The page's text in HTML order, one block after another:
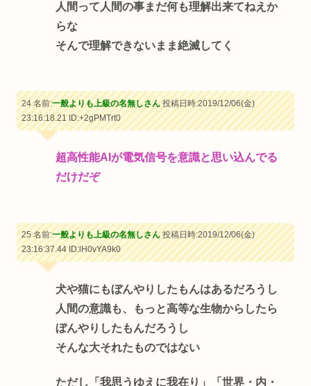
人間って人間の事まだ何も理解出来てねえか
らな
そんで理解できないまま絶滅してく
24 名前:一般よりも上級の名無しさん投稿日時:2019/12/06(金)
23:16:18.21ID:+2gPMTrt0
超高性能AIが電気信号を意識と思い込んでる
だけだぞ
25 名前:一般よりも上級の名無しさん投稿日時:2019/12/06(金)
23:16:37.44ID:lH0vYA9k0
犬や猫にもぼんやりしたもんはあるだろうし
人間の意識も、もっと高等な生物からしたら
ぼんやりしたもんだろうし
そんな大それたものではない
ただし「我思うゆえに我在り」「世界・内・